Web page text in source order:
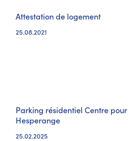
Attestation de logement
25.08.2021
Parking résidentiel Centre pour
Hesperange
25.02.2025